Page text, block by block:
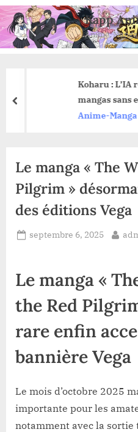
Skip
to
content
Kapp
Anime,
Koharu : L’IA
mangas sans
Anime-Manga
prev
Le manga « The
Pilgrim »
des éditions Vega
Posted
septembre 6, 2025 By
Le manga «
the Red
rare enfin
bannière Vega
Le mois d’octobre 2025
importante pour les
notamment avec la sortie